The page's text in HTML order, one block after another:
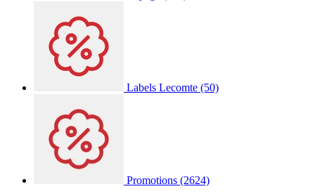
Labels Lecomte (50)
Promotions (2624)